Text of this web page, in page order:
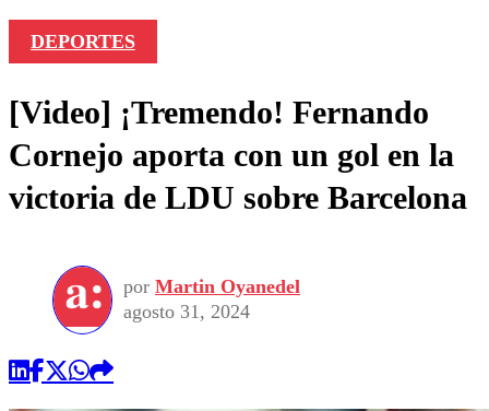
DEPORTES
[Video] ¡Tremendo! Fernando
Cornejo aporta con un gol en la
victoria de LDU sobre Barcelona
por Martin Oyanedel
agosto 31, 2024